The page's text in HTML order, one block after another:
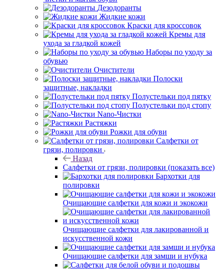
Дезодоранты
Жидкие кожи
Краски для кроссовок
Кремы для
ухода за гладкой кожей
Наборы по уходу за
обувью
Очистители
Полоски
защитные, накладки
Полустельки под пятку
Полустельки под стопу
Nano-Чистки
Растяжки
Рожки для обуви
Салфетки от
грязи, полировки
Назад
Салфетки от грязи, полировки (показать все)
Бархотки для
полировки
Очищающие салфетки для кожи и экокожи
Очищающие салфетки для лакированной и
искусственной кожи
Очищающие салфетки для замши и нубука